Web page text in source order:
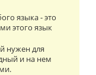
языка - это
этого язык
нужен для
и на нем